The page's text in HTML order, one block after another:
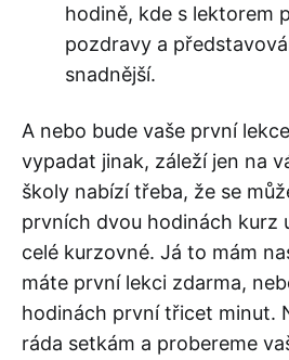
hodině, kde s lektorem
pozdravy a
snadnější.
A nebo bude vaše první
vypadat jinak, záleží jen na
školy nabízí třeba, že se
prvních dvou hodinách kurz
celé kurzovné. Já to mám
máte první lekci zdarma,
hodinách první třicet minut.
ráda setkám a probereme